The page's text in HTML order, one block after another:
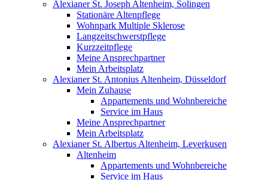
Alexianer St. Joseph Altenheim, Solingen
Stationäre Altenpflege
Wohnpark Multiple Sklerose
Langzeitschwerstpflege
Kurzzeitpflege
Meine Ansprechpartner
Mein Arbeitsplatz
Alexianer St. Antonius Altenheim, Düsseldorf
Mein Zuhause
Appartements und Wohnbereiche
Service im Haus
Meine Ansprechpartner
Mein Arbeitsplatz
Alexianer St. Albertus Altenheim, Leverkusen
Altenheim
Appartements und Wohnbereiche
Service im Haus